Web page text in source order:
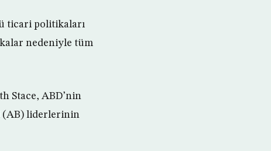
ticari politikaları
nedeniyle tüm
Stace, ABD’nin
(AB) liderlerinin